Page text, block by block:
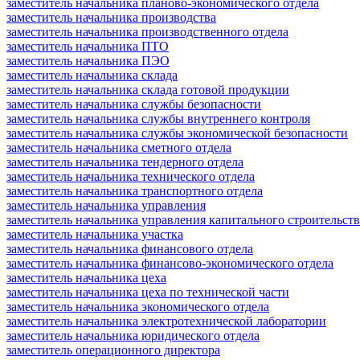
заместитель начальника производства
заместитель начальника производственного отдела
заместитель начальника ПТО
заместитель начальника ПЭО
заместитель начальника склада
заместитель начальника склада готовой продукции
заместитель начальника службы безопасности
заместитель начальника службы внутреннего контроля
заместитель начальника службы экономической безопасности
заместитель начальника сметного отдела
заместитель начальника тендерного отдела
заместитель начальника технического отдела
заместитель начальника транспортного отдела
заместитель начальника управления
заместитель начальника управления капитального
заместитель начальника участка
заместитель начальника финансового отдела
заместитель начальника финансово-экономического отдела
заместитель начальника цеха
заместитель начальника цеха по технической части
заместитель начальника экономического отдела
заместитель начальника электротехнической лаборатории
заместитель начальника юридического отдела
заместитель операционного директора